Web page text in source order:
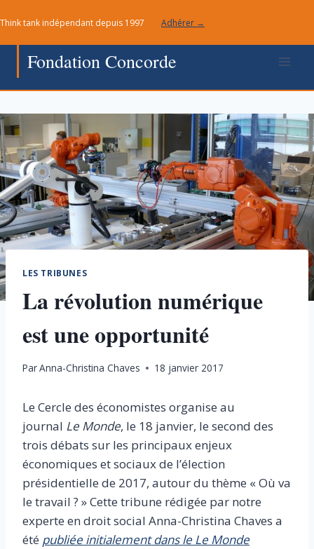
au
contenu
Think tank indépendant depuis 1997 Adhérer →
Fondation Concorde
LES TRIBUNES
La révolution numérique
est une opportunité
ParAnna-Christina Chaves 18 janvier 2017
Le Cercle des ­économistes organise au
journal Le Monde, le 18 janvier, le second des
trois débats sur les principaux enjeux
économiques et ­sociaux de l’élection
présidentielle de 2017, autour du thème « Où va
le travail ? » Cette tribune rédigée par notre
experte en droit social Anna-Christina Chaves a
été publiée initialement dans le Le Monde